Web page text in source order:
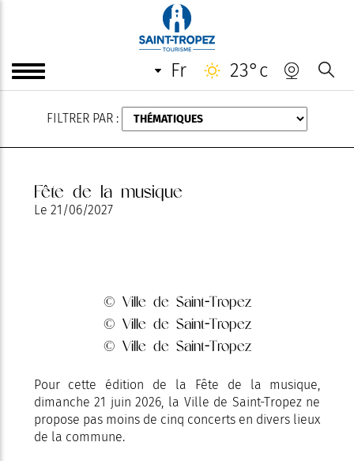
fr 23°c
FILTRER PAR :
Fête de la musique
Le 21/06/2027
© Ville de Saint-Tropez
© Ville de Saint-Tropez
© Ville de Saint-Tropez
Pour cette édition de la Fête de la musique,
dimanche 21 juin 2026, la Ville de Saint-Tropez ne
propose pas moins de cinq concerts en divers lieux
de la commune.